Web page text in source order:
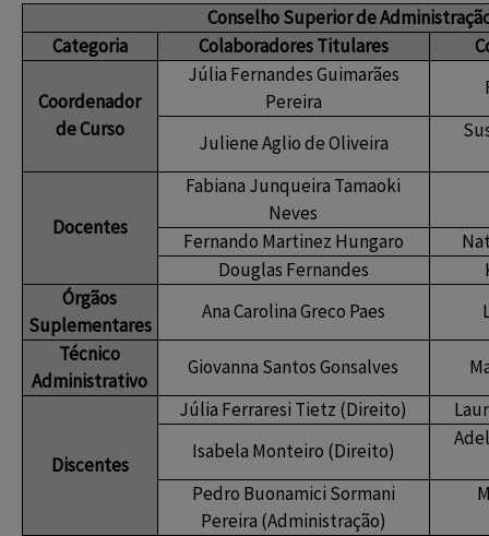
Conselho Superior de
Categoria
Colaboradores Titulares
Coordenador
de Curso
Júlia Fernandes Guimarães
Pereira
Juliene Aglio de Oliveira
Docentes
Fabiana Junqueira Tamaoki
Neves
Fernando Martinez Hungaro
Douglas Fernandes
Órgãos
Suplementares
Ana Carolina Greco Paes
Técnico
Administrativo
Giovanna Santos Gonsalves
Discentes
Júlia Ferraresi Tietz (Direito)
Isabela Monteiro (Direito)
Pedro Buonamici Sormani
Pereira (Administração)